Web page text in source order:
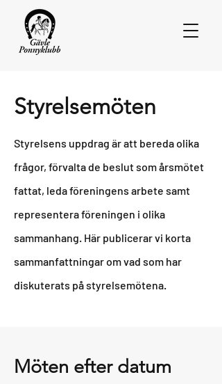
Styrelsemöten
Styrelsens uppdrag är att bereda olika
frågor, förvalta de beslut som årsmötet
fattat, leda föreningens arbete samt
representera föreningen i olika
sammanhang. Här publicerar vi korta
sammanfattningar om vad som har
diskuterats på styrelsemötena.
Möten efter datum